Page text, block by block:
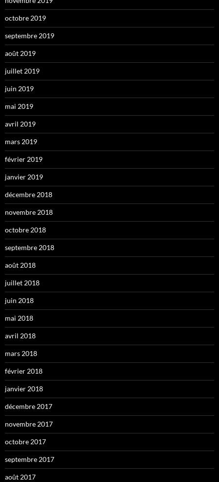
octobre 2019
septembre 2019
août 2019
juillet 2019
juin 2019
mai 2019
avril 2019
mars 2019
février 2019
janvier 2019
décembre 2018
novembre 2018
octobre 2018
septembre 2018
août 2018
juillet 2018
juin 2018
mai 2018
avril 2018
mars 2018
février 2018
janvier 2018
décembre 2017
novembre 2017
octobre 2017
septembre 2017
août 2017